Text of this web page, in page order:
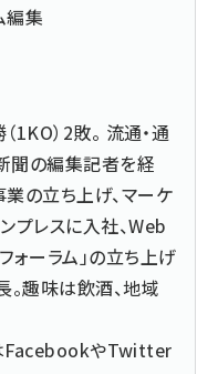
編集
1KO）2敗。 流通・通
聞の編集記者を経
の立ち上げ、マーケ
プレスに入社、Web
ォーラム」の立ち上げ
趣味は飲酒、地域
FacebookやTwitter